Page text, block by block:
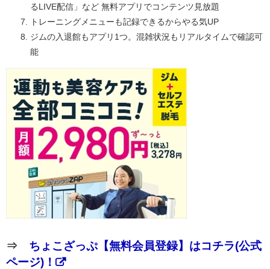
るLIVE配信」など 無料アプリでコンテンツ見放題
トレーニングメニューも記録できるからやる気UP
ジムの入退館もアプリ1つ。混雑状況もリアルタイムで確認可
能
⇒ ちょこざっぷ【無料会員登録】はコチラ(公式
ページ)！